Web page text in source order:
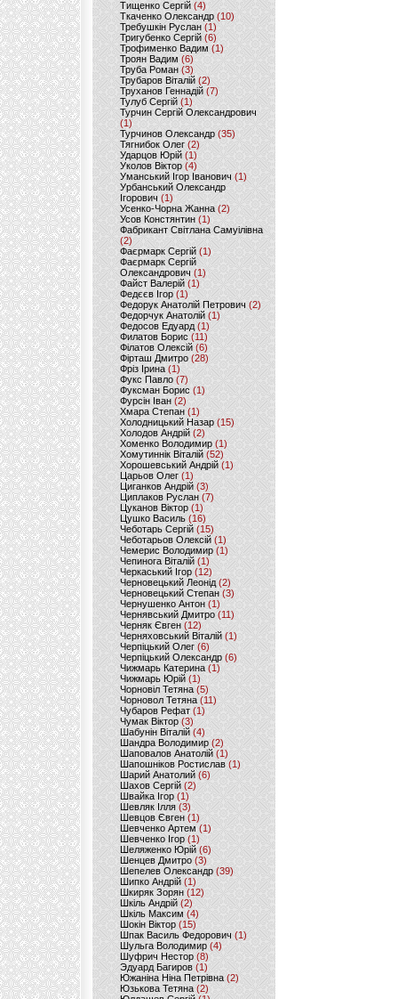
Тищенко Сергій (4)
Ткаченко Олександр (10)
Требушкін Руслан (1)
Тригубенко Сергій(6)
Трофименко Вадим (1)
Троян Вадим (6)
Труба Роман(3)
Трубаров Віталій (2)
Труханов Геннадій (7)
Тулуб Сергій(1)
Турчин Сергій Олександрович
(1)
Турчинов Олександр(35)
Тягнибок Олег (2)
Ударцов Юрій (1)
Уколов Віктор(4)
Уманський Ігор Іванович(1)
Урбанський Олександр
Ігорович (1)
Усенко-Чорна Жанна (2)
Усов Констянтин(1)
Фабрикант Світлана Самуілівна
(2)
Фаєрмарк Сергій(1)
Фаєрмарк Сергій
Олександрович (1)
Файст Валерій(1)
Федєєв Ігор (1)
Федорук Анатолій Петрович (2)
Федорчук Анатолій (1)
Федосов Едуард (1)
Филатов Борис (11)
Філатов Олексій (6)
Фірташ Дмитро (28)
Фріз Ірина (1)
Фукс Павло (7)
Фуксман Борис (1)
Фурсін Іван (2)
Хмара Степан(1)
Холодницький Назар(15)
Холодов Андрій (2)
Хоменко Володимир (1)
Хомутиннік Віталій (52)
Хорошевський Андрій (1)
Царьов Олег (1)
Циганков Андрій (3)
Циплаков Руслан(7)
Цуканов Віктор (1)
Цушко Василь (16)
Чеботарь Сергій (15)
Чеботарьов Олексій (1)
Чемерис Володимир (1)
Чепинога Віталій (1)
Черкаський Ігор (12)
Черновецький Леонід(2)
Черновецький Степан (3)
Чернушенко Антон (1)
Чернявський Дмитро(11)
Черняк Євген(12)
Черняховський Віталій (1)
Черпіцький Олег (6)
Черпіцький Олександр (6)
Чижмарь Катерина (1)
Чижмарь Юрій (1)
Чорновіл Тетяна (5)
Чорновол Тетяна (11)
Чубаров Рефат (1)
Чумак Віктор(3)
Шабунін Віталій (4)
Шандра Володимир (2)
Шаповалов Анатолій(1)
Шапошніков Ростислав(1)
Шарий Анатолий(6)
Шахов Сергій(2)
Швайка Ігор (1)
Шевляк Ілля (3)
Шевцов Євген (1)
Шевченко Артем(1)
Шевченко Ігор(1)
Шеляженко Юрій (6)
Шенцев Дмитро (3)
Шепелев Олександр (39)
Шипко Андрій(1)
Шкиряк Зорян(12)
Шкіль Андрій(2)
Шкіль Максим (4)
Шокін Віктор (15)
Шпак Василь Федорович (1)
Шульга Володимир (4)
Шуфрич Нестор(8)
Эдуард Багиров (1)
Южаніна Ніна Петрівна (2)
Юзькова Тетяна(2)